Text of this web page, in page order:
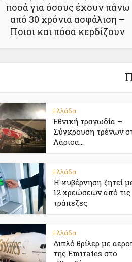
ποσά για όσους έχουν πάνω
από 30 χρόνια ασφάλιση –
Ποιοι και πόσα κερδίζουν
Ελλάδα
Εθνική τραγωδία –
Σύγκρουση τρένων
Λάρισα...
Ελλάδα
Η κυβέρνηση ζητεί
12 χρεώσεων από τις
τράπεζες
Ελλάδα
Διπλό θρίλερ με
της Emirates στο